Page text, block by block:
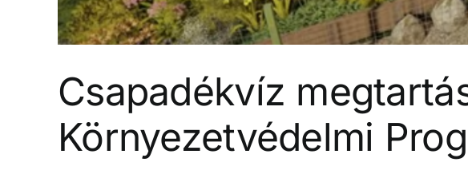
Csapadékvíz
Környezetvédelmi